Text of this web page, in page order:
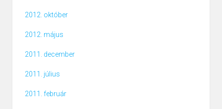
2012. október
2012. május
2011. december
2011. július
2011. február